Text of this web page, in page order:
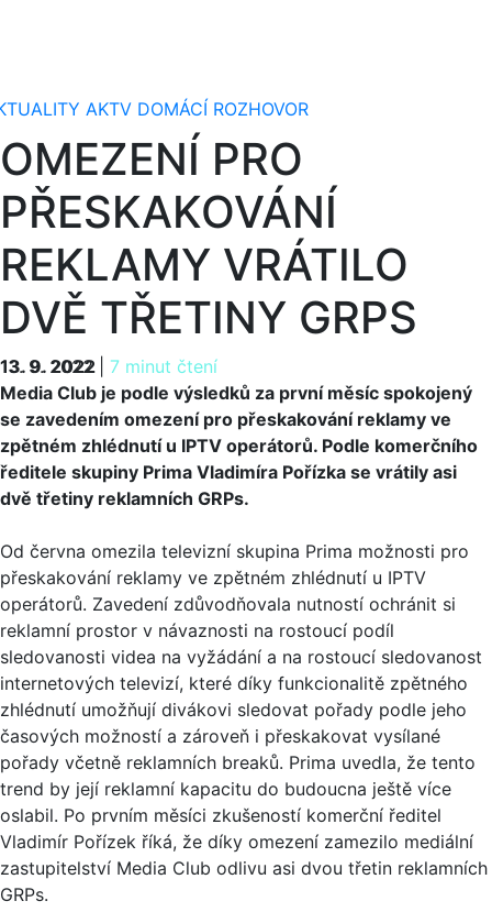
AKTV DOMÁCÍ ROZHOVOR
OMEZENÍ PRO
PŘESKAKOVÁNÍ
REKLAMY VRÁTILO
DVĚ TŘETINY GRPS
13. 9. 2022 7 minut čtení
13. 9. 2022
Media Club je podle výsledků za první měsíc spokojený
se zavedením omezení pro přeskakování reklamy ve
zpětném zhlédnutí u IPTV operátorů. Podle komerčního
ředitele skupiny Prima Vladimíra Pořízka se vrátily asi
dvě třetiny reklamních GRPs.
Od června omezila televizní skupina Prima možnosti pro
přeskakování reklamy ve zpětném zhlédnutí u IPTV
operátorů. Zavedení zdůvodňovala nutností ochránit si
reklamní prostor v návaznosti na rostoucí podíl
sledovanosti videa na vyžádání a na rostoucí sledovanost
internetových televizí, které díky funkcionalitě zpětného
zhlédnutí umožňují divákovi sledovat pořady podle jeho
časových možností a zároveň i přeskakovat vysílané
pořady včetně reklamních breaků. Prima uvedla, že tento
trend by její reklamní kapacitu do budoucna ještě více
oslabil. Po prvním měsíci zkušeností komerční ředitel
Vladimír Pořízek říká, že díky omezení zamezilo mediální
zastupitelství Media Club odlivu asi dvou třetin reklamních
GRPs.